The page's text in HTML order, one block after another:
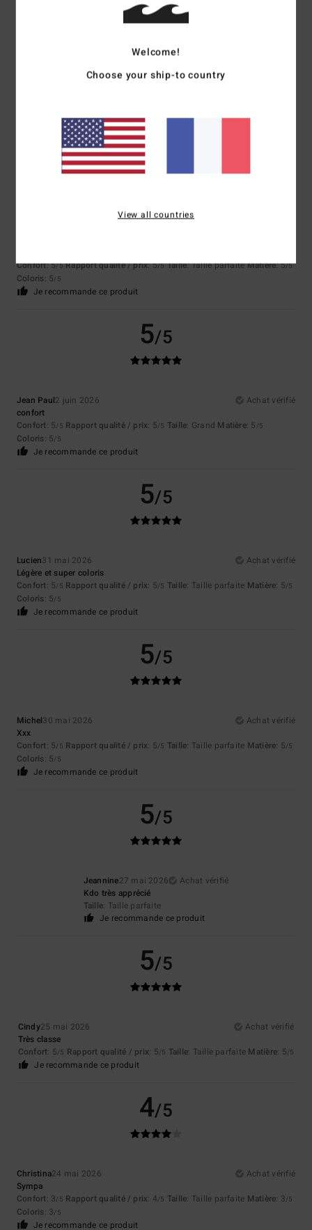
5/5
Bonne matière, bonne coupe et motif sympa
Taille: Taille parfaite
5 /5
Confort: 5/5 Rapport qualité / prix: 5/5 Taille: Taille parfaiteMatière: 5/5
Coloris: 5/5
Je recommande ce produit
5/5
Jean Paul2 juin 2026
Achat vérifié
confort
Confort: 5/5 Rapport qualité / prix: 5/5 Taille: Grand Matière: 5 /5
Coloris: 5/5
Je recommande ce produit
5/5
Lucien31 mai 2026
Achat vérifié
Légère et super coloris
Confort: 5/5 Rapport qualité / prix: 5/5 Taille: Taille parfaite Matière: 5/5
Coloris: 5/5
Je recommande ce produit
5/5
Michel30 mai 2026
Achat vérifié
Xxx
Confort: 5/5 Rapport qualité / prix: 5/5 Taille: Taille parfaite Matière: 5/5
Coloris: 5/5
Je recommande ce produit
5/5
Jeannine27 mai 2026
Achat vérifié
Kdo très apprécié
Taille: Taille parfaite
Je recommande ce produit
5/5
Cindy25 mai 2026
Achat vérifié
Très classe
Confort: 5/5 Rapport qualité / prix: 5/5 Taille: Taille parfaite Matière: 5/5
Je recommande ce produit
4/5
Christina24 mai 2026
Achat vérifié
Sympa
Confort: 3/5 Rapport qualité / prix: 4/5 Taille: Taille parfaite Matière: 3/5
Coloris: 3/5
Je recommande ce produit
Welcome!
Choose your ship-to country
View all countries